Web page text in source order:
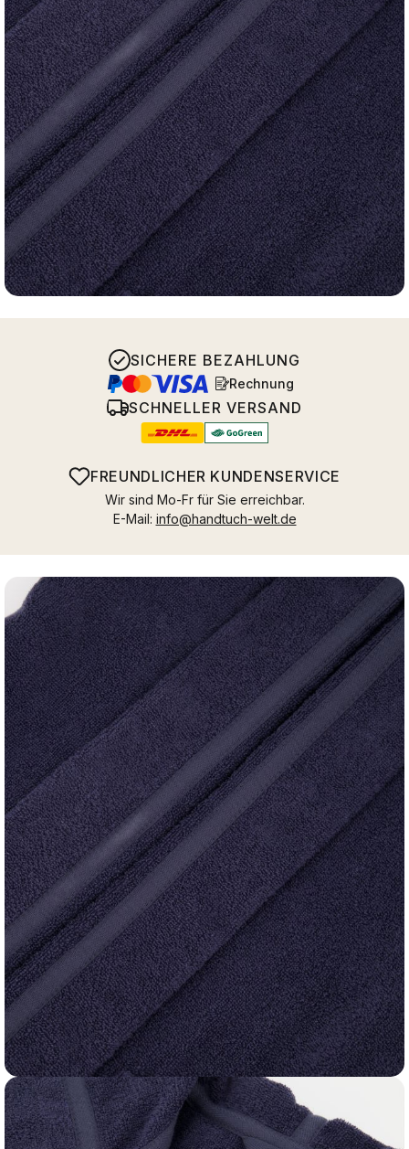
SICHERE BEZAHLUNG
Rechnung
SCHNELLER VERSAND
FREUNDLICHER KUNDENSERVICE
Wir sind Mo-Fr für Sie erreichbar.
E-Mail: info@handtuch-welt.de